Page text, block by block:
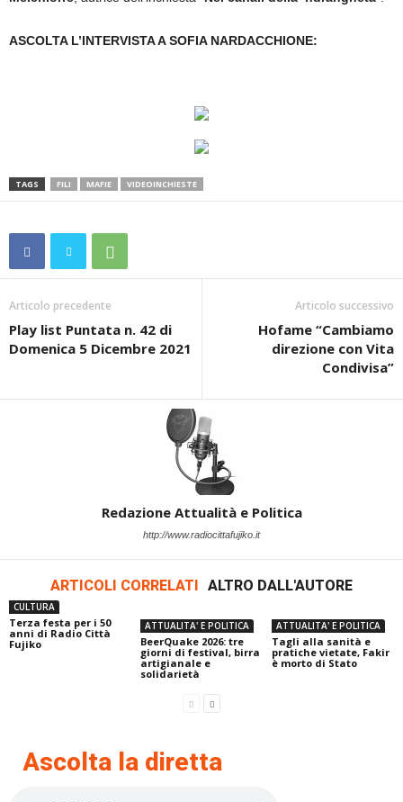
ASCOLTA L’INTERVISTA A SOFIA NARDACCHIONE:
TAGS FILI MAFIE VIDEOINCHIESTE
Articolo precedente
Play list Puntata n. 42 di
Domenica 5 Dicembre 2021
Articolo successivo
Hofame “Cambiamo
direzione con Vita
Condivisa”
Redazione Attualità e Politica
http://www.radiocittafujiko.it
ARTICOLI CORRELATI ALTRO DALL'AUTORE
CULTURA
Terza festa per i 50
anni di Radio Città
Fujiko
ATTUALITA' E POLITICA
BeerQuake 2026: tre
giorni di festival, birra
artigianale e
solidarietà
ATTUALITA' E POLITICA
Tagli alla sanità e
pratiche vietate, Fakir
è morto di Stato
Ascolta la diretta